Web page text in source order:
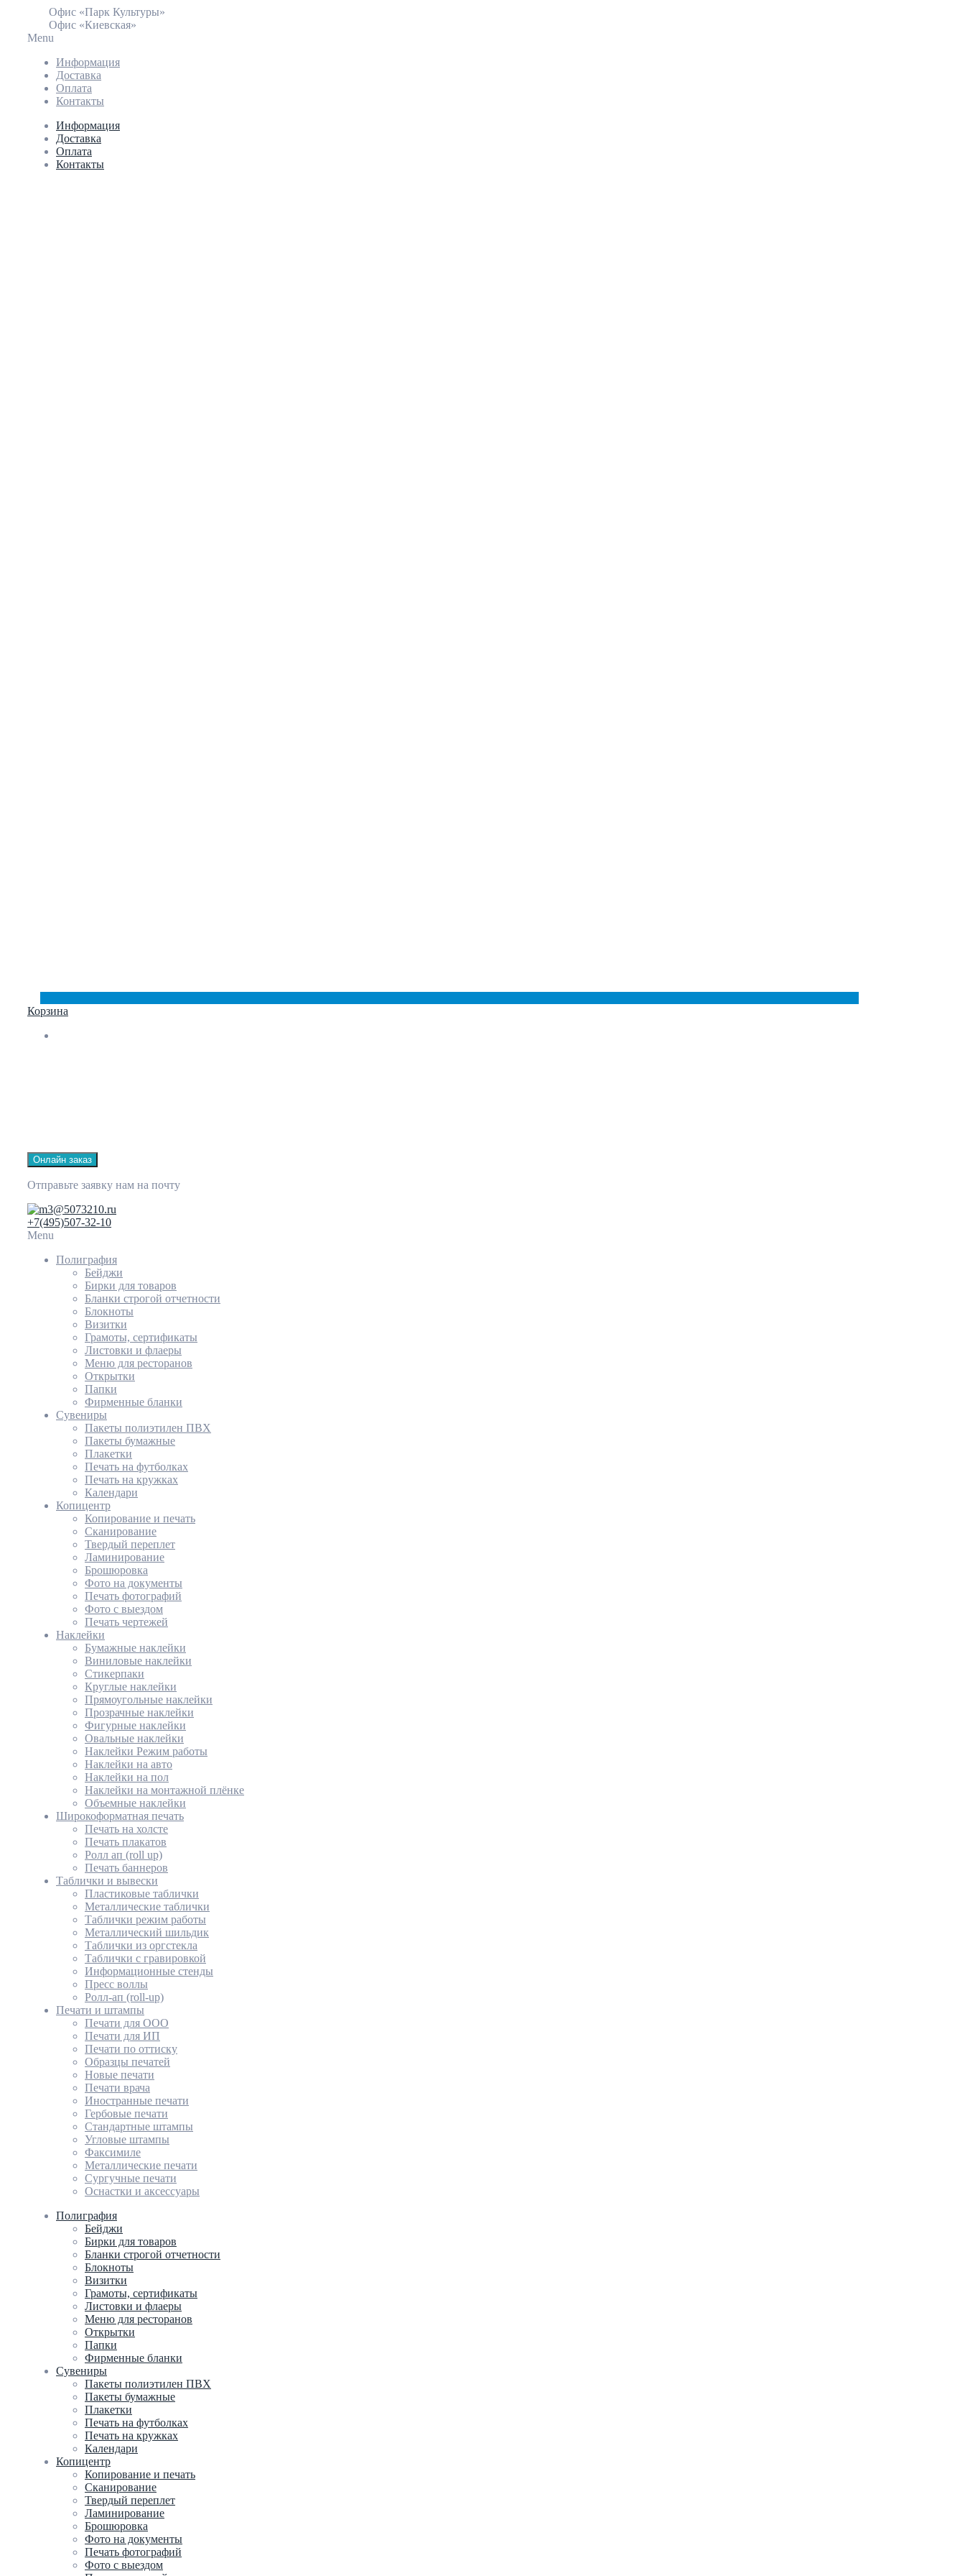
Офис «Парк Культуры»
Офис «Киевская»
Menu
Информация
Доставка
Оплата
Контакты
Информация
Доставка
Оплата
Контакты
Корзина
Онлайн заказ
Отправьте заявку нам на почту
3@5073210.ru
+7(495)507-32-10
Menu
Полиграфия
Бейджи
Бирки для товаров
Бланки строгой отчетности
Блокноты
Визитки
Грамоты, сертификаты
Листовки и флаеры
Меню для ресторанов
Открытки
Папки
Фирменные бланки
Сувениры
Пакеты полиэтилен ПВХ
Пакеты бумажные
Плакетки
Печать на футболках
Печать на кружках
Календари
Копицентр
Копирование и печать
Сканирование
Твердый переплет
Ламинирование
Брошюровка
Фото на документы
Печать фотографий
Фото с выездом
Печать чертежей
Наклейки
Бумажные наклейки
Виниловые наклейки
Стикерпаки
Круглые наклейки
Прямоугольные наклейки
Прозрачные наклейки
Фигурные наклейки
Овальные наклейки
Наклейки Режим работы
Наклейки на авто
Наклейки на пол
Наклейки на монтажной плёнке
Объемные наклейки
Широкоформатная печать
Печать на холсте
Печать плакатов
Ролл ап (roll up)
Печать баннеров
Таблички и вывески
Пластиковые таблички
Металлические таблички
Таблички режим работы
Металлический шильдик
Таблички из оргстекла
Таблички с гравировкой
Информационные стенды
Пресс воллы
Ролл-ап (roll-up)
Печати и штампы
Печати для ООО
Печати для ИП
Печати по оттиску
Образцы печатей
Новые печати
Печати врача
Иностранные печати
Гербовые печати
Стандартные штампы
Угловые штампы
Факсимиле
Металлические печати
Сургучные печати
Оснастки и аксессуары
Полиграфия
Бейджи
Бирки для товаров
Бланки строгой отчетности
Блокноты
Визитки
Грамоты, сертификаты
Листовки и флаеры
Меню для ресторанов
Открытки
Папки
Фирменные бланки
Сувениры
Пакеты полиэтилен ПВХ
Пакеты бумажные
Плакетки
Печать на футболках
Печать на кружках
Календари
Копицентр
Копирование и печать
Сканирование
Твердый переплет
Ламинирование
Брошюровка
Фото на документы
Печать фотографий
Фото с выездом